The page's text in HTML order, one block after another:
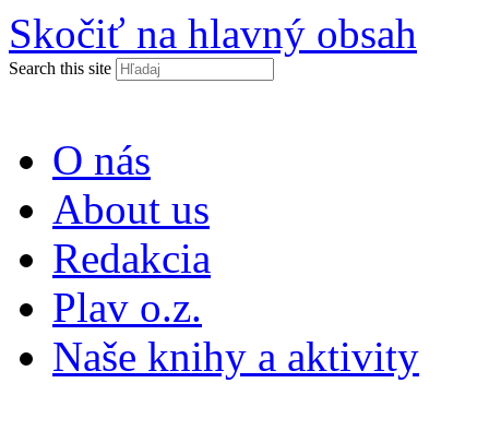
Skočiť na hlavný obsah
Search this site
O nás
About us
Redakcia
Plav o.z.
Naše knihy a aktivity